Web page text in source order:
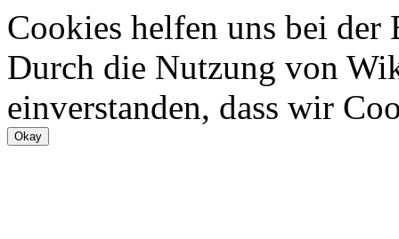
Cookies helfen uns bei
Durch die Nutzung von
einverstanden, dass wir